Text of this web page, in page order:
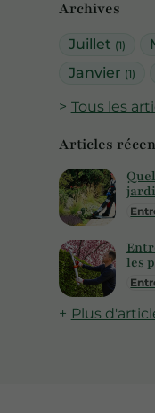
Archives
Juillet (1)
Janvier (1)
Tous les
Articles
les
Plus